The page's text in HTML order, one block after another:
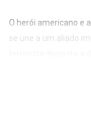
O herói americano e
se une a um aliado
terrorista disposta a
passa de caçador a